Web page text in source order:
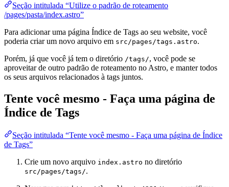
Seção intitulada “Utilize o padrão de roteamento
/pages/pasta/index.astro”
Para adicionar uma página Índice de Tags ao seu website, você
poderia criar um novo arquivo em src/pages/tags.astro.
Porém, já que você já tem o diretório /tags/, você pode se
aproveitar de outro padrão de roteamento no Astro, e manter todos
os seus arquivos relacionados à tags juntos.
Tente você mesmo - Faça uma página de
Índice de Tags
Seção intitulada “Tente você mesmo - Faça uma página de Índice
de Tags”
Crie um novo arquivo index.astro no diretório
src/pages/tags/.